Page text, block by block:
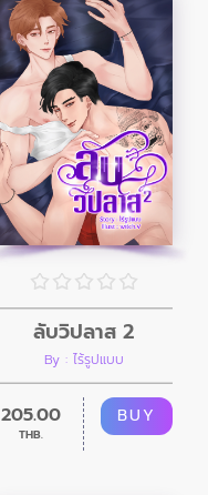
ลับวิปลาส 2
By : ไร้รูปแบบ
205.00
THB.
BUY